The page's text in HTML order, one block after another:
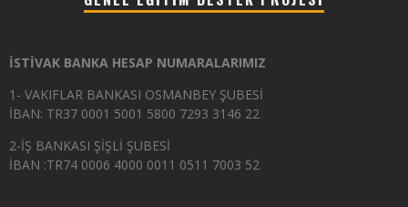
İSTİVAK BANKA HESAP NUMARALARIMIZ
1- VAKIFLAR BANKASI OSMANBEY ŞUBESİ
İBAN: TR37 0001 5001 5800 7293 3146 22
2-İŞ BANKASI ŞİŞLİ ŞUBESİ
İBAN :TR74 0006 4000 0011 0511 7003 52